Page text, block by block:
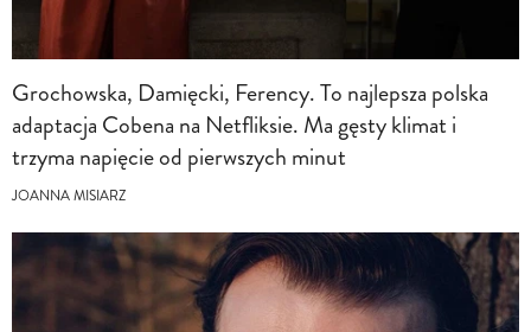
Grochowska, Damięcki, Ferency. To najlepsza polska
adaptacja Cobena na Netfliksie. Ma gęsty klimat i
trzyma napięcie od pierwszych minut
JOANNA MISIARZ